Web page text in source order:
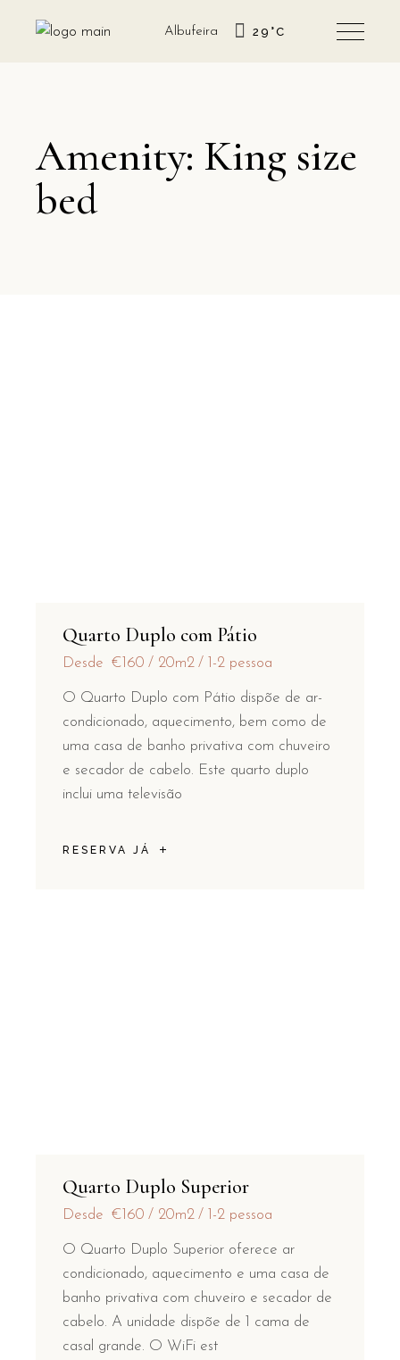
Albufeira 29 °C
Amenity: King size
bed
Quarto Duplo com Pátio
Desde €160 20m2 1-2 pessoa
O Quarto Duplo com Pátio dispõe de ar-
condicionado, aquecimento, bem como de
uma casa de banho privativa com chuveiro
e secador de cabelo. Este quarto duplo
inclui uma televisão
RESERVA JÁ
Quarto Duplo Superior
Desde €160 20m2 1-2 pessoa
O Quarto Duplo Superior oferece ar
condicionado, aquecimento e uma casa de
banho privativa com chuveiro e secador de
cabelo. A unidade dispõe de 1 cama de
casal grande. O WiFi est